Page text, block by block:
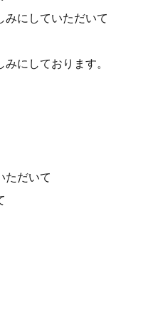
みにしていただいて
にしております。
ただいて